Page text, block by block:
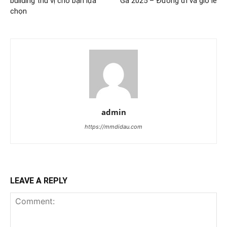
chọn
admin
https://mmdidau.com
LEAVE A REPLY